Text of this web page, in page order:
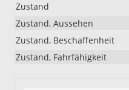
Zustand
Zustand, Aussehen
Zustand, Beschaffenheit
Zustand, Fahrfähigkeit